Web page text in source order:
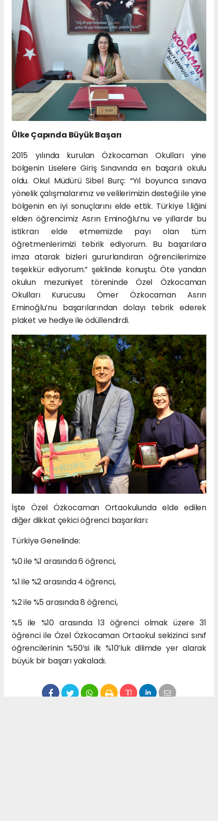
Ülke Çapında Büyük Başarı
2015 yılında kurulan Özkocaman Okulları yine
bölgenin Liselere Giriş Sınavında en başarılı okulu
oldu. Okul Müdürü Sibel Burç: “Yıl boyunca sınava
yönelik çalışmalarımız ve velilerimizin desteği ile yine
bölgenin en iyi sonuçlarını elde ettik. Türkiye 1.liğini
elden öğrencimiz Asrın Eminoğlu’nu ve yıllardır bu
istikrarı elde etmemizde payı olan tüm
öğretmenlerimizi tebrik ediyorum. Bu başarılara
imza atarak bizleri gururlandıran öğrencilerimize
teşekkür ediyorum.” şeklinde konuştu. Öte yandan
okulun mezuniyet töreninde Özel Özkocaman
Okulları Kurucusu Ömer Özkocaman Asrın
Eminoğlu’nu başarılarından dolayı tebrik ederek
plaket ve hediye ile ödüllendirdi.
İşte Özel Özkocaman Ortaokulunda elde edilen
diğer dikkat çekici öğrenci başarıları:
Türkiye Genelinde:
%0 ile %1 arasında 6 öğrenci,
%1 ile %2 arasında 4 öğrenci,
%2 ile %5 arasında 8 öğrenci,
%5 ile %10 arasında 13 öğrenci olmak üzere 31
öğrenci ile Özel Özkocaman Ortaokul sekizinci sınıf
öğrencilerinin %50’si ilk %10’luk dilimde yer alarak
büyük bir başarı yakaladı.